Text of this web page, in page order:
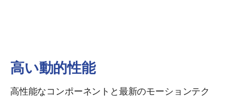
高い動的性能
高性能なコンポーネントと最新のモーションテク